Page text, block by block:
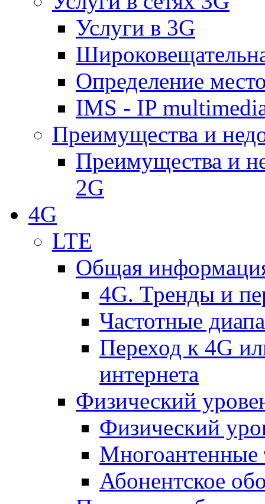
Услуги в 3G
Определение
IMS - IP
Преимущества и
Преимущества и
2G
4G
LTE
Общая
4G. Тренды и
Частотные
Переход к 4G
интернета
Физический
Физический
Многоантенные
Абонентское